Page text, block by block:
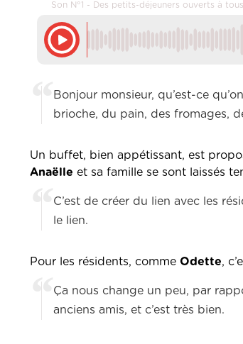
Son N°1 - Des petits-déjeuners ouverts à
Bonjour monsieur, qu’est-ce
brioche, du pain, des fromages,
Un buffet, bien appétissant, est
Anaëlle et sa famille se sont laissés
C’est de créer du lien avec les
le lien.
Pour les résidents, comme Odette,
Ça nous change un peu, par
anciens amis, et c’est très bien.